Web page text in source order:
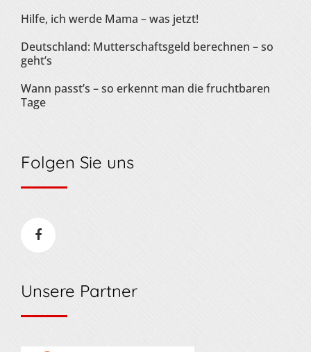
Hilfe, ich werde Mama – was jetzt!
Deutschland: Mutterschaftsgeld berechnen – so
geht’s
Wann passt’s – so erkennt man die fruchtbaren
Tage
Folgen Sie uns
Unsere Partner